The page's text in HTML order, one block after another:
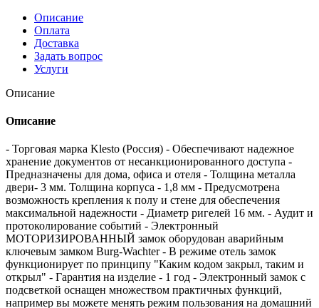
Описание
Оплата
Доставка
Задать вопрос
Услуги
Описание
Описание
- Торговая марка Klesto (Россия) - Обеспечивают надежное
хранение документов от несанкционированного доступа -
Предназначены для дома, офиса и отеля - Толщина металла
двери- 3 мм. Толщина корпуса - 1,8 мм - Предусмотрена
возможность крепления к полу и стене для обеспечения
максимальной надежности - Диаметр ригелей 16 мм. - Аудит и
протоколирование событий - Электронный
МОТОРИЗИРОВАННЫЙ замок оборудован аварийным
ключевым замком Burg-Wachter - В режиме отель замок
функционирует по принципу "Каким кодом закрыл, таким и
открыл" - Гарантия на изделие - 1 год - Электронный замок с
подсветкой оснащен множеством практичных функций,
например вы можете менять режим пользования на домашний